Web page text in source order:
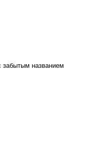
забытым названием